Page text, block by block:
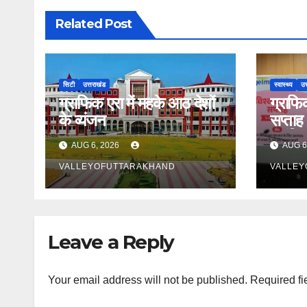
Related Post
सिटी उत्तराखंड
ग्राफिक एरा में महके आठ देशों
के व्यंजन
AUG 6, 2026
VALLEYOFUTTARAKHAND
स्वास्थ्य
AUG
Leave a Reply
Your email address will not be published. Required